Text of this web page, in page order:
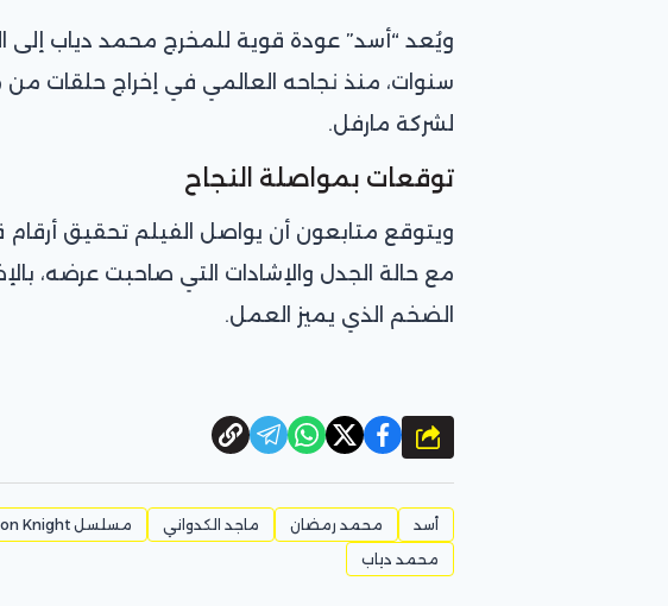
لشركة مارفل.
توقعات بمواصلة النجاح
ويتوقع متابعون أن يواصل الفيلم تحقيق أرقام
مع حالة الجدل والإشادات التي صاحبت عرضه،
الضخم الذي يميز العمل.
شارك
أسد محمد رمضان ماجد الكدواني مسلسل Moon Knight
محمد دياب